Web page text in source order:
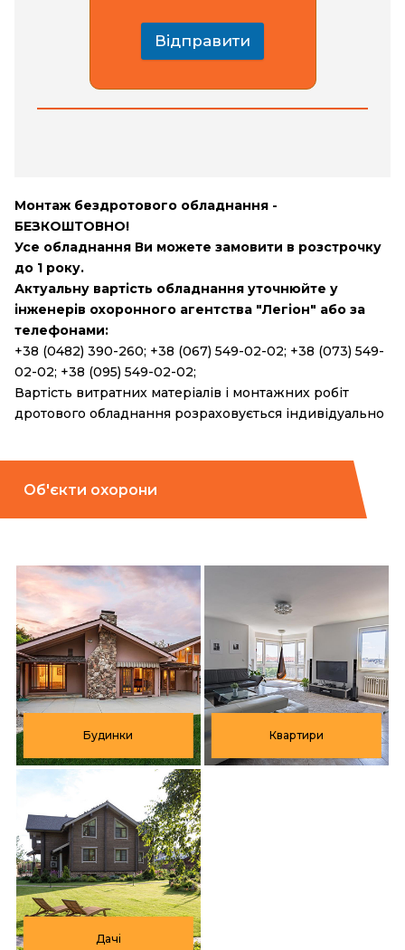
Відправити
Монтаж бездротового обладнання -
БЕЗКОШТОВНО!
Усе обладнання Ви можете замовити в розстрочку
до 1 року.
Актуальну вартість обладнання уточнюйте у
інженерів охоронного агентства "Легіон" або за
телефонами:
+38 (0482) 390-260; +38 (067) 549-02-02; +38 (073) 549-
02-02; +38 (095) 549-02-02;
Вартість витратних матеріалів і монтажних робіт
дротового обладнання розраховується індивідуально
Об'єкти охорони
Будинки Квартири
Дачі